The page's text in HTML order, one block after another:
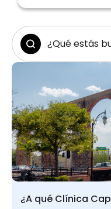
¿A qué Clínica